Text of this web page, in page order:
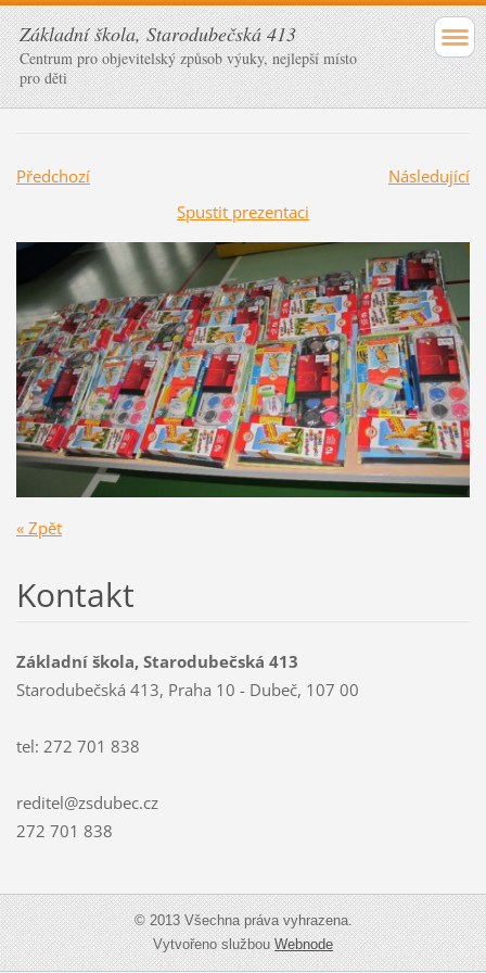
Základní škola, Starodubečská 413
Centrum pro objevitelský způsob výuky, nejlepší místo
pro děti
Předchozí
Následující
Spustit prezentaci
« Zpět
Kontakt
Základní škola, Starodubečská 413
Starodubečská 413, Praha 10 - Dubeč, 107 00
tel: 272 701 838
reditel@zsdubec.cz
272 701 838
© 2013 Všechna práva vyhrazena.
Vytvořeno službouWebnode